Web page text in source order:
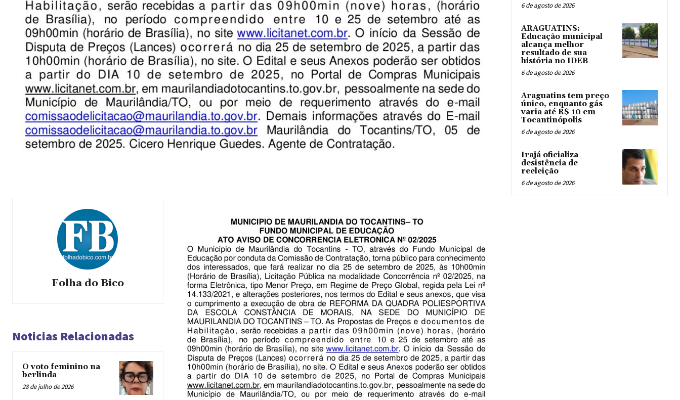
Folha do Bico
Noticias Relacionadas
O voto feminino na
berlinda
28 de julho de 2026
6 de agosto de 2026
ARAGUATINS:
Educação municipal
alcança melhor
resultado de sua
história no IDEB
6 de agosto de 2026
Araguatins tem preço
único, enquanto gás
varia até R$ 10 em
Tocantinópolis
6 de agosto de 2026
Irajá oficializa
desistência de
reeleição
6 de agosto de 2026